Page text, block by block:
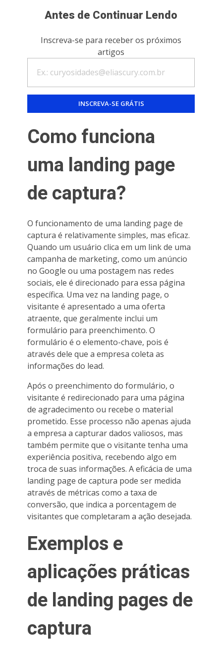
Antes de Continuar Lendo
Inscreva-se para receber os próximos
artigos
Como funciona
uma landing page
de captura?
O funcionamento de uma landing page de
captura é relativamente simples, mas eficaz.
Quando um usuário clica em um link de uma
campanha de marketing, como um anúncio
no Google ou uma postagem nas redes
sociais, ele é direcionado para essa página
específica. Uma vez na landing page, o
visitante é apresentado a uma oferta
atraente, que geralmente inclui um
formulário para preenchimento. O
formulário é o elemento-chave, pois é
através dele que a empresa coleta as
informações do lead.
Após o preenchimento do formulário, o
visitante é redirecionado para uma página
de agradecimento ou recebe o material
prometido. Esse processo não apenas ajuda
a empresa a capturar dados valiosos, mas
também permite que o visitante tenha uma
experiência positiva, recebendo algo em
troca de suas informações. A eficácia de uma
landing page de captura pode ser medida
através de métricas como a taxa de
conversão, que indica a porcentagem de
visitantes que completaram a ação desejada.
Exemplos e
aplicações práticas
de landing pages de
captura